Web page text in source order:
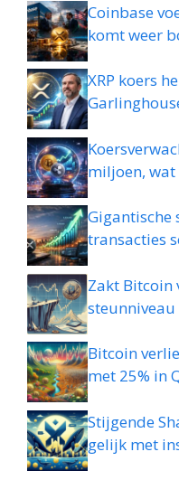
Coinbase
komt weer
XRP koers
miljoen, wat
Gigantische
transacties
Zakt Bitcoin
steunniveau
Bitcoin
met 25% in
Stijgende
gelijk met